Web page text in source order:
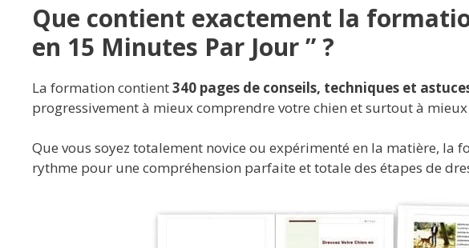
Que contient exactement la
en 15 Minutes Par Jour ” ?
La formation contient340 pages de conseils, techniques et
progressivement à mieux comprendre votre chien et surtout à
Que vous soyez totalement novice ou expérimenté en la matière, la
rythme pour une compréhension parfaite et totale des étapes de